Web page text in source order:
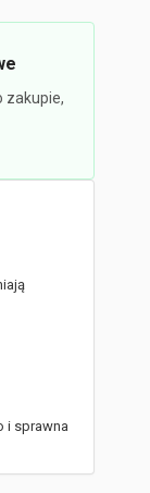
zakupie,
i sprawna